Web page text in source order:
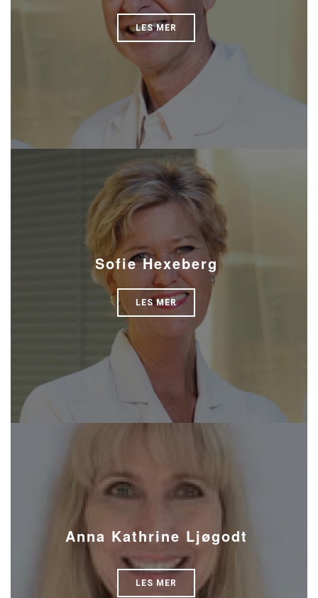
LES MER
Sofie Hexeberg
LES MER
Anna Kathrine Ljøgodt
LES MER